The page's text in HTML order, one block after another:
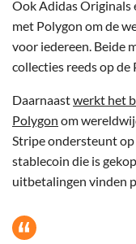
Ook Adidas Originals
met Polygon om de
voor iedereen. Beide
collecties reeds op
Daarnaastwerkt het
Polygon om
Stripe ondersteunt
stablecoin die is
uitbetalingen vinden